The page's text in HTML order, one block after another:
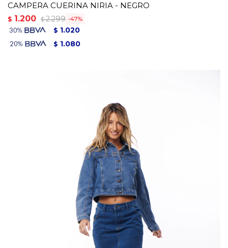
CAMPERA CUERINA NIRIA - NEGRO
$ 1.200 $ 2.299 47
$ 1.020
$ 1.080